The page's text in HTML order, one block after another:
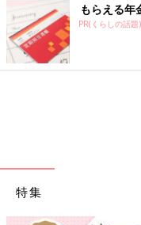
もらえる年
PR(くらしの話題)
特集